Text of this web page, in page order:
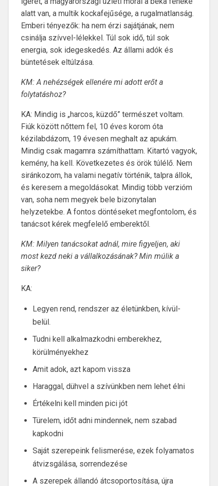
alatt van, a multik kockafejűsége, a rugalmatlanság.
Emberi tényezők: ha nem érzi sajátjának, nem
csinálja szívvel-lélekkel. Túl sok idő, túl sok
energia, sok idegeskedés. Az állami adók és
büntetések eltúlzása.
KM: A nehézségek ellenére mi adott erőt a
folytatáshoz?
KA: Mindig is „harcos, küzdő” természet voltam.
Fiúk között nőttem fel, 10 éves korom óta
kézilabdázom, 19 évesen meghalt az apukám.
Mindig csak magamra számíthattam. Kitartó vagyok,
kemény, ha kell. Következetes és örök túlélő. Nem
siránkozom, ha valami negatív történik, talpra állok,
és keresem a megoldásokat. Mindig több verzióm
van, soha nem megyek bele bizonytalan
helyzetekbe. A fontos döntéseket megfontolom, és
tanácsot kérek megfelelő emberektől.
KM: Milyen tanácsokat adnál, mire figyeljen, aki
most kezd neki a vállalkozásának? Min múlik a
siker?
KA:
Legyen rend, rendszer az életünkben, kívül-
belül.
Tudni kell alkalmazkodni emberekhez,
körülményekhez
Amit adok, azt kapom vissza
Haraggal, dühvel a szívünkben nem lehet élni
Értékelni kell minden pici jót
Türelem, időt adni mindennek, nem szabad
kapkodni
Saját szerepeink felismerése, ezek folyamatos
átvizsgálása, sorrendezése
A szerepek állandó átcsoportosítása, újra